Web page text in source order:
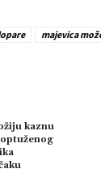
majevica
kaznu